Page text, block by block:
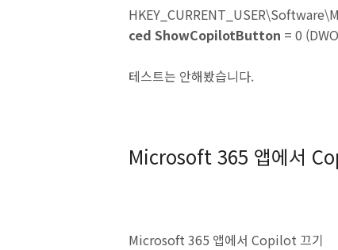
ced ShowCopilotButton = 0
테스트는 안해봤습니다.
Microsoft 365 앱에서
Microsoft 365 앱에서 Copilot 끄기